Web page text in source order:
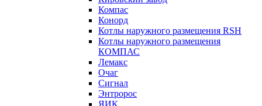
Компас
Конорд
Котлы наружного размещения RSH
Котлы наружного размещения
КОМПАС
Лемакс
Очаг
Сигнал
Энтророс
ЯИК